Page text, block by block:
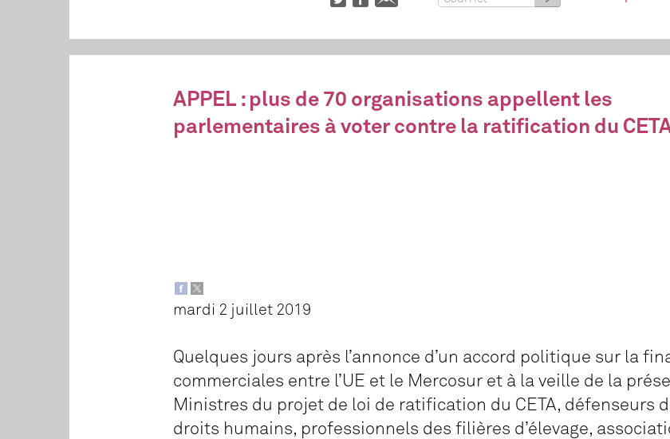
APPEL : plus de 70 organisations appellent les
parlementaires à voter contre la ratification du
mardi 2 juillet 2019
Quelques jours après l’annonce d’un accord politique sur la
commerciales entre l’UE et le Mercosur et à la veille de la
Ministres du projet de loi de ratification du CETA, défenseurs
droits humains, professionnels des filières d’élevage,